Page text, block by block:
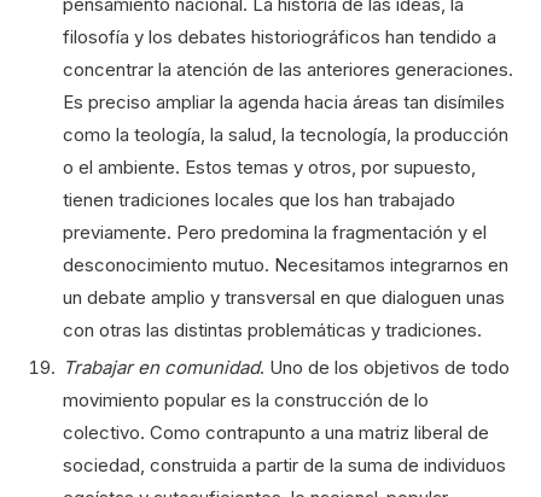
filosofía y los debates historiográficos han tendido a
concentrar la atención de las anteriores generaciones.
Es preciso ampliar la agenda hacia áreas tan disímiles
como la teología, la salud, la tecnología, la producción
o el ambiente. Estos temas y otros, por supuesto,
tienen tradiciones locales que los han trabajado
previamente. Pero predomina la fragmentación y el
desconocimiento mutuo. Necesitamos integrarnos en
un debate amplio y transversal en que dialoguen unas
con otras las distintas problemáticas y tradiciones.
Trabajar en comunidad. Uno de los objetivos de todo
movimiento popular es la construcción de lo
colectivo. Como contrapunto a una matriz liberal de
sociedad, construida a partir de la suma de individuos